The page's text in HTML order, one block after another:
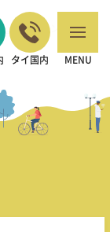
タイ国内 MENU
ュー >パイン バイ サ
ンシリ